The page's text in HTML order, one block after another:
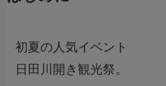
初夏の人気イベント
日田川開き観光祭。